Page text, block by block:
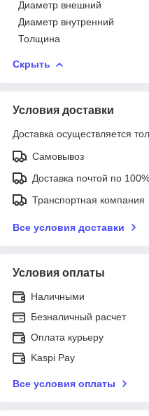
Диаметр внешний
Диаметр внутренний
Толщина
Скрыть
Условия доставки
Доставка осуществляется
Самовывоз
Доставка почтой по
Транспортная компания
Все условия доставки
Условия оплаты
Наличными
Безналичный расчет
Оплата курьеру
Kaspi Pay
Все условия оплаты